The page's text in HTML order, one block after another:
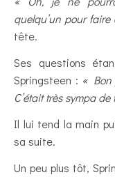
quelqu’un pour faire
tête.
Ses questions
Springsteen : « Bon
C’était très sympa
Il lui tend la main
sa suite.
Un peu plus tôt,